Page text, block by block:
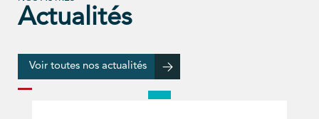
Actualités
Voir toutes nos actualités